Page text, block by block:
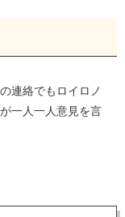
連絡でもロイロノ
一人一人意見を言